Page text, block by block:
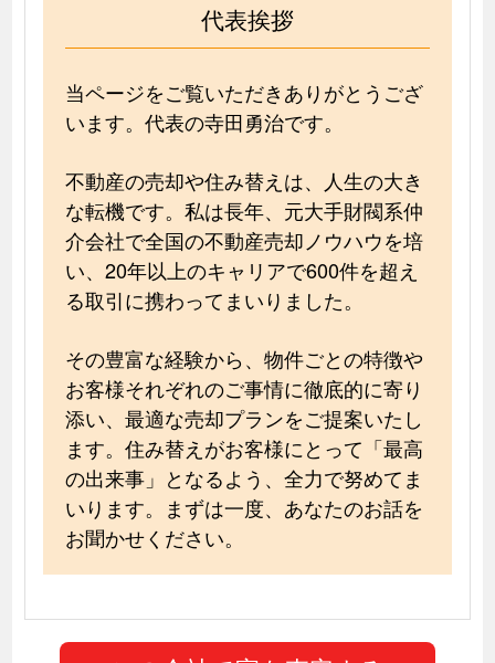
代表挨拶
当ページをご覧いただきありがとうござ
います。代表の寺田勇治です。
不動産の売却や住み替えは、人生の大き
な転機です。私は長年、元大手財閥系仲
介会社で全国の不動産売却ノウハウを培
い、20年以上のキャリアで600件を超え
る取引に携わってまいりました。
その豊富な経験から、物件ごとの特徴や
お客様それぞれのご事情に徹底的に寄り
添い、最適な売却プランをご提案いたし
ます。住み替えがお客様にとって「最高
の出来事」となるよう、全力で努めてま
いります。まずは一度、あなたのお話を
お聞かせください。